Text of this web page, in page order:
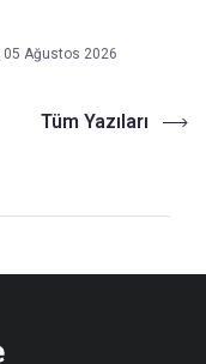
05 Ağustos 2026
Tüm Yazıları